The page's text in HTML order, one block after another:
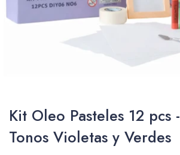
Kit Oleo Pasteles 12 pcs -
Tonos Violetas y Verdes
Packing y Regalaría
Maquillaje